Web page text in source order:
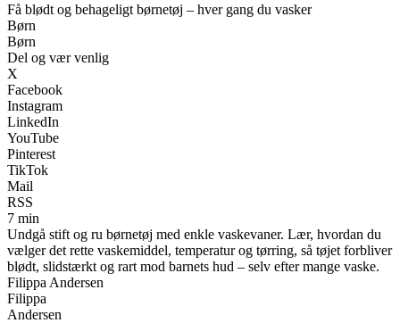
Få blødt og behageligt børnetøj – hver gang du vasker
Børn
Børn
Del og vær venlig
X
Facebook
Instagram
LinkedIn
YouTube
Pinterest
TikTok
Mail
RSS
7 min
Undgå stift og ru børnetøj med enkle vaskevaner. Lær, hvordan du
vælger det rette vaskemiddel, temperatur og tørring, så tøjet forbliver
blødt, slidstærkt og rart mod barnets hud – selv efter mange vaske.
Filippa Andersen
Filippa
Andersen